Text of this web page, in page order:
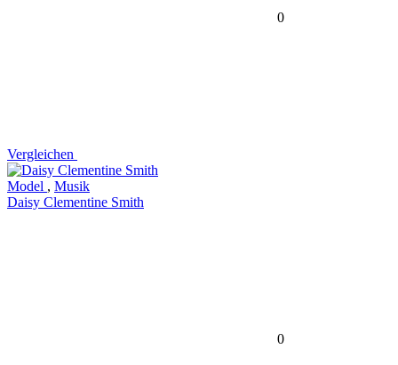
0
Vergleichen
Model , Musik
Daisy Clementine Smith
0